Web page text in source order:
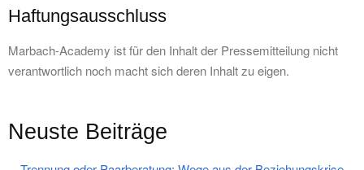
Haftungsausschluss
Marbach-Academy ist für den Inhalt der Pressemitteilung nicht
verantwortlich noch macht sich deren Inhalt zu eigen.
Neuste Beiträge